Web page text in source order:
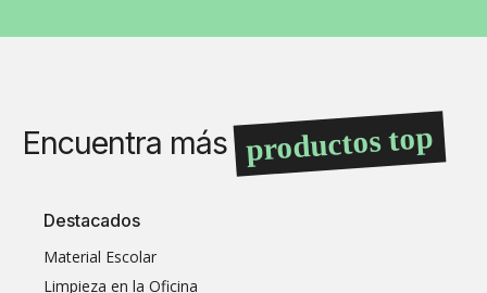
Encuentra más productos top
Destacados
Material Escolar
Limpieza en la Oficina